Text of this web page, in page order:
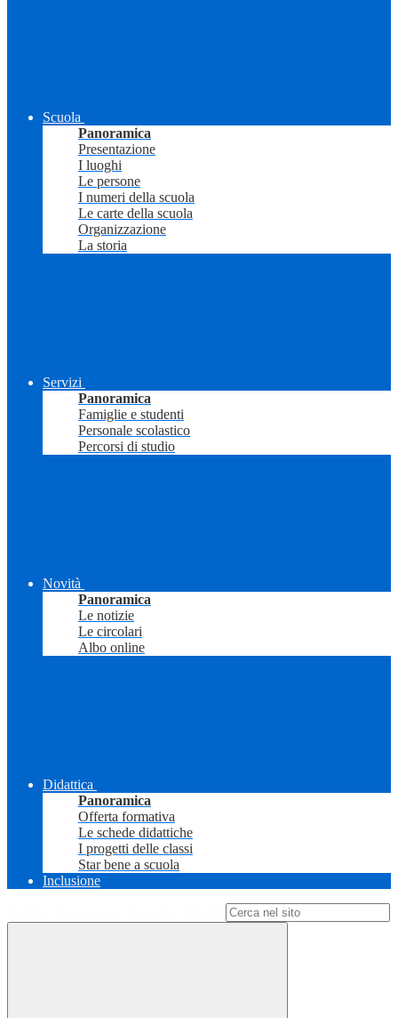
Scuola
Panoramica
Presentazione
I luoghi
Le persone
I numeri della scuola
Le carte della scuola
Organizzazione
La storia
Servizi
Panoramica
Famiglie e studenti
Personale scolastico
Percorsi di studio
Novità
Panoramica
Le notizie
Le circolari
Albo online
Didattica
Panoramica
Offerta formativa
Le schede didattiche
I progetti delle classi
Star bene a scuola
Inclusione